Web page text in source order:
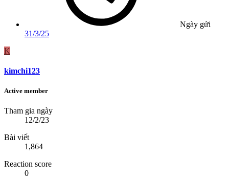
Ngày gửi
31/3/25
K
kimchi123
Active member
Tham gia ngày
12/2/23
Bài viết
1,864
Reaction score
0